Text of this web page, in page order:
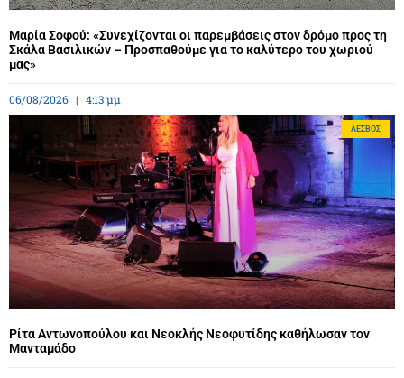
Μαρία Σοφού: «Συνεχίζονται οι παρεμβάσεις στον δρόμο προς τη
Σκάλα Βασιλικών – Προσπαθούμε για το καλύτερο του χωριού
μας»
06/08/2026 4:13 μμ
ΛΈΣΒΟΣ
Ρίτα Αντωνοπούλου και Νεοκλής Νεοφυτίδης καθήλωσαν τον
Μανταμάδο